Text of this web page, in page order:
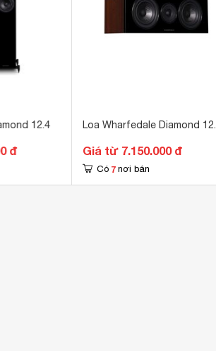
12.4
đ
Loa Wharfedale Diamond
Giá từ 7.150.000 đ
Có 7 nơi bán